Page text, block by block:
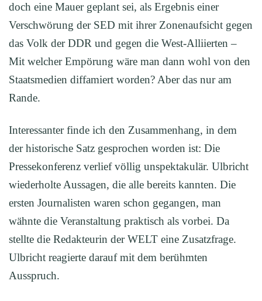
doch eine Mauer geplant sei, als Ergebnis einer
Verschwörung der SED mit ihrer Zonenaufsicht gegen
das Volk der DDR und gegen die West-Alliierten –
Mit welcher Empörung wäre man dann wohl von den
Staatsmedien diffamiert worden? Aber das nur am
Rande.
Interessanter finde ich den Zusammenhang, in dem
der historische Satz gesprochen worden ist: Die
Pressekonferenz verlief völlig unspektakulär. Ulbricht
wiederholte Aussagen, die alle bereits kannten. Die
ersten Journalisten waren schon gegangen, man
wähnte die Veranstaltung praktisch als vorbei. Da
stellte die Redakteurin der WELT eine Zusatzfrage.
Ulbricht reagierte darauf mit dem berühmten
Ausspruch.